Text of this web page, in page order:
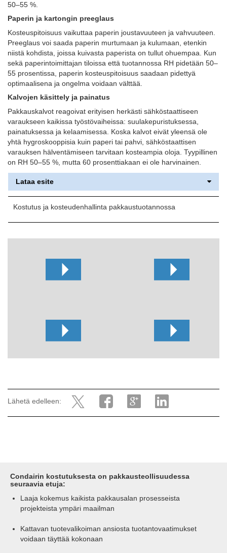
50–55 %.
Paperin ja kartongin preeglaus
Kosteuspitoisuus vaikuttaa paperin joustavuuteen ja vahvuuteen.
Preeglaus voi saada paperin murtumaan ja kulumaan, etenkin
niistä kohdista, joissa kuivasta paperista on tullut ohuempaa. Kun
sekä paperintoimittajan tiloissa että tuotannossa RH pidetään 50–
55 prosentissa, paperin kosteuspitoisuus saadaan pidettyä
optimaalisena ja ongelma voidaan välttää.
Kalvojen käsittely ja painatus
Pakkauskalvot reagoivat erityisen herkästi sähköstaattiseen
varaukseen kaikissa työstövaiheissa: suulakepuristuksessa,
painatuksessa ja kelaamisessa. Koska kalvot eivät yleensä ole
yhtä hygroskooppisia kuin paperi tai pahvi, sähköstaattisen
varauksen hälventämiseen tarvitaan kosteampia oloja. Tyypillinen
on RH 50–55 %, mutta 60 prosenttiakaan ei ole harvinainen.
Lataa esite
Kostutus ja kosteudenhallinta pakkaustuotannossa
Lähetä edelleen:
Condairin kostutuksesta on pakkausteollisuudessa
seuraavia etuja:
Laaja kokemus kaikista pakkausalan prosesseista
projekteista ympäri maailman
Kattavan tuotevalikoiman ansiosta tuotantovaatimukset
voidaan täyttää kokonaan